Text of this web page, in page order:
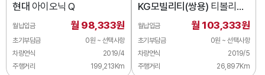
현대 아이오닉 Q
월납입금 월 98,333원
초기부담금
0원 ~ 선택사항
차량연식
2019/4
주행거리
199,213Km
KG모빌리티(쌍용) 티볼리
2WD 가솔린 기어 플러스
월납입금 월 103,333원
초기부담금
0원 ~ 선택사항
차량연식
2019/5
주행거리
26,897Km